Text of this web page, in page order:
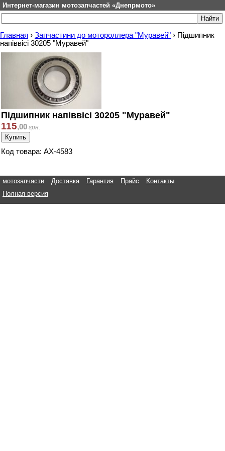
Интернет-магазин мотозапчастей «Днепрмото»
Главная › Запчастини до мотороллера "Муравей" › Підшипник
напіввісі 30205 "Муравей"
Підшипник напіввісі 30205 "Муравей"
115,00 грн.
Код товара: АХ-4583
мотозапчасти Доставка Гарантия Прайс
Контакты
Полная версия